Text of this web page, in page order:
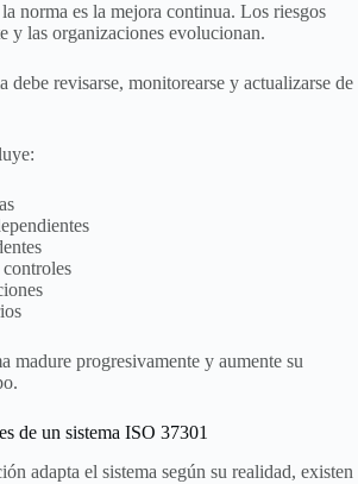
norma es la mejora continua. Los riesgos
y las organizaciones evolucionan.
debe revisarse, monitorearse y actualizarse de
madure progresivamente y aumente su
de un sistema ISO 37301
adapta el sistema según su realidad, existen